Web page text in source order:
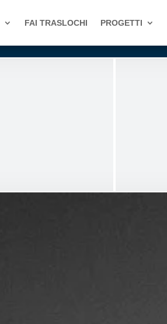
FAI TRASLOCHI PROGETTI